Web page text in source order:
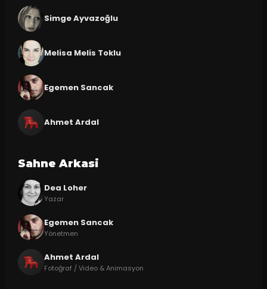
Simge Ayvazoğlu
Melisa Melis Toklu
Egemen Sancak
Ahmet Ardal
Sahne Arkasi
Dea Loher
Yazar
Egemen Sancak
Yönetmen
Ahmet Ardal
Fotoğraf / Video & Animasyon